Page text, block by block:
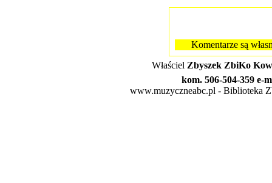
Komentarze są
Właściel Zbyszek ZbiKo
kom. 506-504-359 e-
www.muzyczneabc.pl - Biblioteka